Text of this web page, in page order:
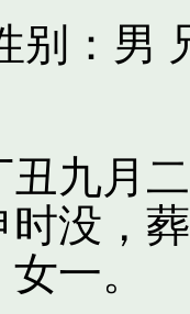
别：男
九月
时没，
一。